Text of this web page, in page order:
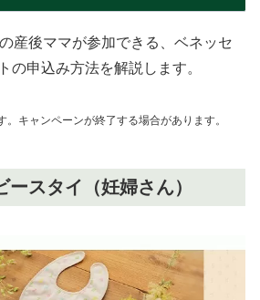
産後ママが参加できる、ベネッセ
の申込み方法を解説します。
。 キャンペーンが終了する場合があります。
スタイ（妊婦さん）